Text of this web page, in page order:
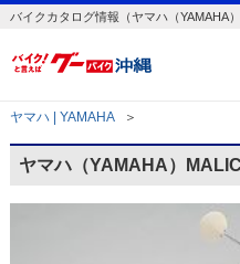
バイクカタログ情報（ヤマハ（YAMAHA）
ヤマハ | YAMAHA ＞
ヤマハ（YAMAHA）